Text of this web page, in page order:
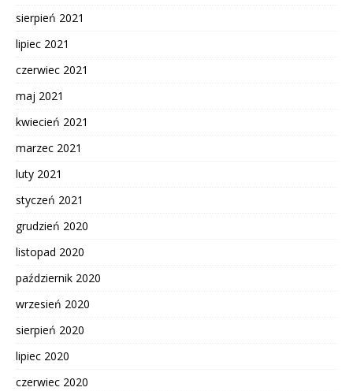
sierpień 2021
lipiec 2021
czerwiec 2021
maj 2021
kwiecień 2021
marzec 2021
luty 2021
styczeń 2021
grudzień 2020
listopad 2020
październik 2020
wrzesień 2020
sierpień 2020
lipiec 2020
czerwiec 2020